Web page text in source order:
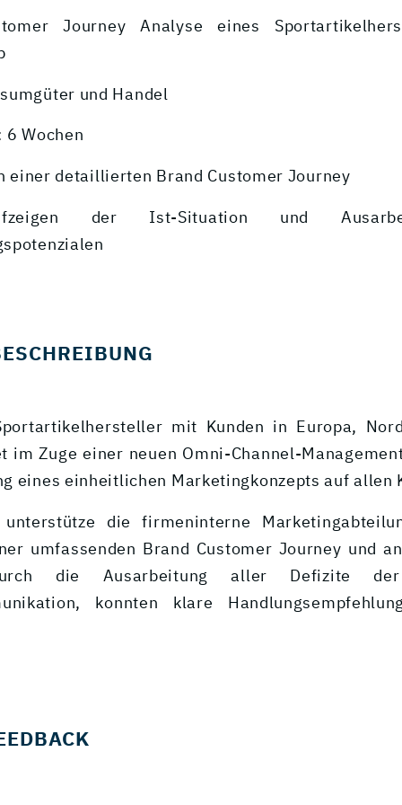
Journey Analyse eines
und Handel
Wochen
einer detaillierten Brand Customer Journey
der Ist-Situation und
mit Kunden in Europa,
im Zuge einer neuen Omni-Channel-
eines einheitlichen Marketingkonzepts auf allen
die firmeninterne
umfassenden Brand Customer Journey und
die Ausarbeitung aller Defizite der
konnten klare